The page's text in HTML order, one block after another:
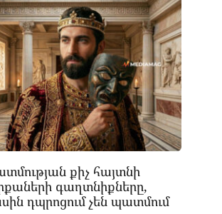
քիչ հայտնի
գաղտնիքները,
դպրոցում չեն պատմում